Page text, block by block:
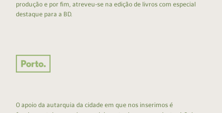
produção e por fim, atreveu-se na edição de livros com especial
destaque para a BD.
O apoio da autarquia da cidade em que nos inserimos é